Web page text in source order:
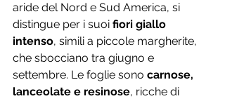
aride del Nord e Sud America, si
distingue per i suoi fiori giallo
intenso, simili a piccole margherite,
che sbocciano tra giugno e
settembre. Le foglie sono carnose,
lanceolate e resinose, ricche di